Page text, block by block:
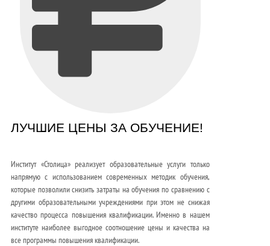
ЛУЧШИЕ ЦЕНЫ ЗА ОБУЧЕНИЕ!
Институт «Столица» реализует образовательные услуги только
напрямую с использованием современных методик обучения,
которые позволили снизить затраты на обучения по сравнению с
другими образовательными учреждениями при этом не снижая
качество процесса повышения квалификации. Именно в нашем
институте наиболее выгодное соотношение цены и качества на
все программы повышения квалификации.